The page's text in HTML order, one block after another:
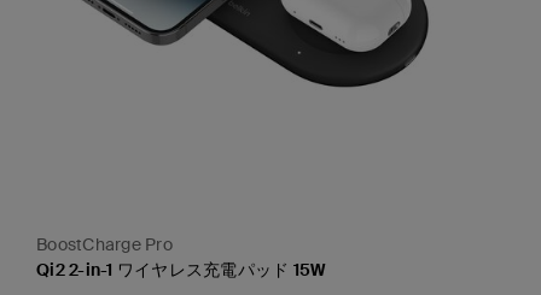
BoostCharge Pro
Qi2 2-in-1 ワイヤレス充電パッド 15W